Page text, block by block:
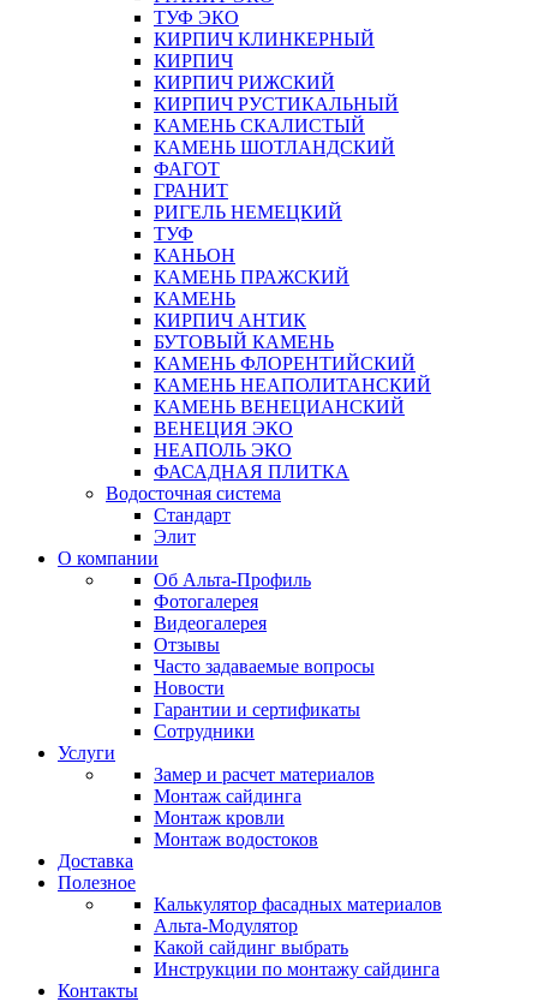
ТУФ ЭКО
КИРПИЧ КЛИНКЕРНЫЙ
КИРПИЧ
КИРПИЧ РИЖСКИЙ
КИРПИЧ РУСТИКАЛЬНЫЙ
КАМЕНЬ СКАЛИСТЫЙ
КАМЕНЬ ШОТЛАНДСКИЙ
ФАГОТ
ГРАНИТ
РИГЕЛЬ НЕМЕЦКИЙ
ТУФ
КАНЬОН
КАМЕНЬ ПРАЖСКИЙ
КАМЕНЬ
КИРПИЧ АНТИК
БУТОВЫЙ КАМЕНЬ
КАМЕНЬ ФЛОРЕНТИЙСКИЙ
КАМЕНЬ НЕАПОЛИТАНСКИЙ
КАМЕНЬ ВЕНЕЦИАНСКИЙ
ВЕНЕЦИЯ ЭКО
НЕАПОЛЬ ЭКО
ФАСАДНАЯ ПЛИТКА
Водосточная система
Стандарт
Элит
О компании
Об Альта-Профиль
Фотогалерея
Видеогалерея
Отзывы
Часто задаваемые вопросы
Новости
Гарантии и сертификаты
Сотрудники
Услуги
Замер и расчет материалов
Монтаж сайдинга
Монтаж кровли
Монтаж водостоков
Доставка
Полезное
Калькулятор фасадных материалов
Альта-Модулятор
Какой сайдинг выбрать
Инструкции по монтажу сайдинга
Контакты